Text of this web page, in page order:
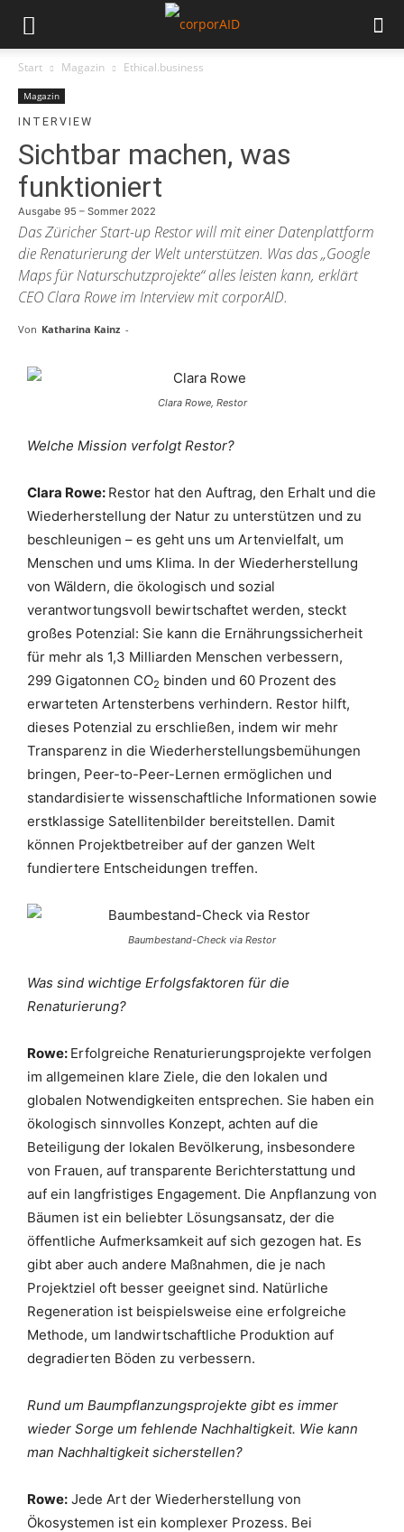
Start Magazin Ethical.business
Magazin
INTERVIEW
Sichtbar machen, was
funktioniert
Ausgabe 95 – Sommer 2022
Das Züricher Start-up Restor will mit einer Datenplattform
die Renaturierung der Welt unterstützen. Was das „Google
Maps für Naturschutzprojekte“ alles leisten kann, erklärt
CEO Clara Rowe im Interview mit corporAID.
Von Katharina Kainz -
Clara Rowe, Restor
Welche Mission verfolgt Restor?
Clara Rowe: Restor hat den Auftrag, den Erhalt und die
Wiederherstellung der Natur zu unterstützen und zu
beschleunigen – es geht uns um Artenvielfalt, um
Menschen und ums Klima. In der Wiederherstellung
von Wäldern, die ökologisch und sozial
verantwortungsvoll bewirtschaftet werden, steckt
großes Potenzial: Sie kann die Ernährungssicherheit
für mehr als 1,3 Milliarden Menschen verbessern,
299 Gigatonnen CO2 binden und 60 Prozent des
erwarteten Artensterbens verhindern. Restor hilft,
dieses Potenzial zu erschließen, indem wir mehr
Transparenz in die Wiederherstellungsbemühungen
bringen, Peer-to-Peer-Lernen ermöglichen und
standardisierte wissenschaftliche Informationen sowie
erstklassige Satellitenbilder bereitstellen. Damit
können Projektbetreiber auf der ganzen Welt
fundiertere Entscheidungen treffen.
Baumbestand-Check via Restor
Was sind wichtige Erfolgsfaktoren für die
Renaturierung?
Rowe: Erfolgreiche Renaturierungsprojekte verfolgen
im allgemeinen klare Ziele, die den lokalen und
globalen Notwendigkeiten entsprechen. Sie haben ein
ökologisch sinnvolles Konzept, achten auf die
Beteiligung der lokalen Bevölkerung, insbesondere
von Frauen, auf transparente Berichterstattung und
auf ein langfristiges Engagement. Die Anpflanzung von
Bäumen ist ein beliebter Lösungsansatz, der die
öffentliche Aufmerksamkeit auf sich gezogen hat. Es
gibt aber auch andere Maßnahmen, die je nach
Projektziel oft besser geeignet sind. Natürliche
Regeneration ist beispielsweise eine erfolgreiche
Methode, um landwirtschaftliche Produktion auf
degradierten Böden zu verbessern.
Rund um Baumpflanzungsprojekte gibt es immer
wieder Sorge um fehlende Nachhaltigkeit. Wie kann
man Nachhaltigkeit sicherstellen?
Rowe: Jede Art der Wiederherstellung von
Ökosystemen ist ein komplexer Prozess. Bei